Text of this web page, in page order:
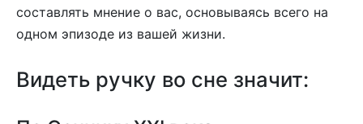
составлять мнение о вас, основываясь всего на
одном эпизоде из вашей жизни.
Видеть ручку во сне значит: